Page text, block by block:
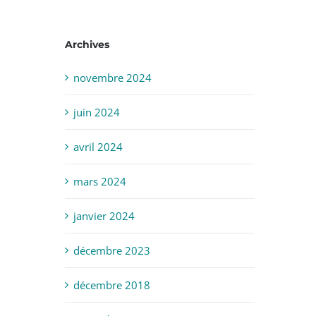
Archives
novembre 2024
juin 2024
avril 2024
mars 2024
janvier 2024
décembre 2023
décembre 2018